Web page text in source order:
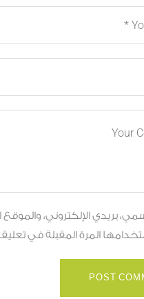
بريدي الإلكتروني، والموقع
المرة المقبلة في